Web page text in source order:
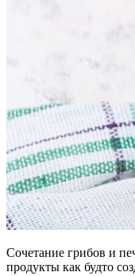
Сочетание грибов и
продукты как будто